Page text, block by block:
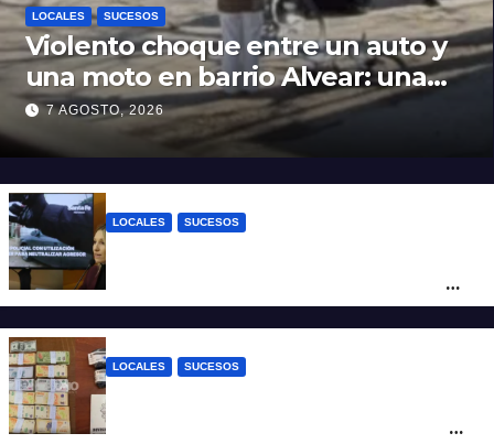
LOCALES SUCESOS
Violento choque entre un auto y
una moto en barrio Alvear: una
mujer quedó tendida sobre la
calzada
7 AGOSTO, 2026
LOCALES SUCESOS
con un arma blanca en la ruta 168
LOCALES SUCESOS